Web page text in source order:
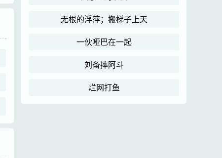
无根的浮萍；搬梯子上天
一伙哑巴在一起
刘备摔阿斗
烂网打鱼